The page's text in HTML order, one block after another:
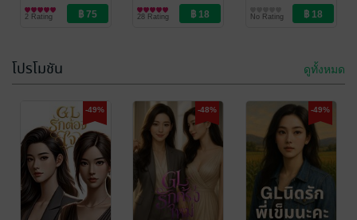
Love/Yuri
2 Rating
Love/Yuri
28 Rating
นิยายวาย Boy
Love / Yaoi
No Rating
GL One Night,
One Fate
GLคู่กัดป่วนรัก
โปรโมชัน ดูทั้งหมด
-49% -48% -49%